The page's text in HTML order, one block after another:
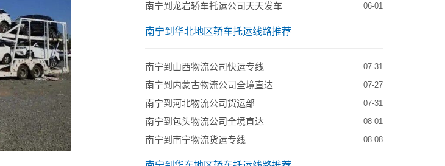
南宁到龙岩轿车托运公司天天发车 06-01
南宁到华北地区轿车托运线路推荐
南宁到山西物流公司快运专线 07-31
​南宁到内蒙古物流公司全境直达 07-27
南宁到河北物流公司货运部 07-31
​南宁到包头物流公司全境直达 08-01
南宁到南宁物流货运专线 08-08